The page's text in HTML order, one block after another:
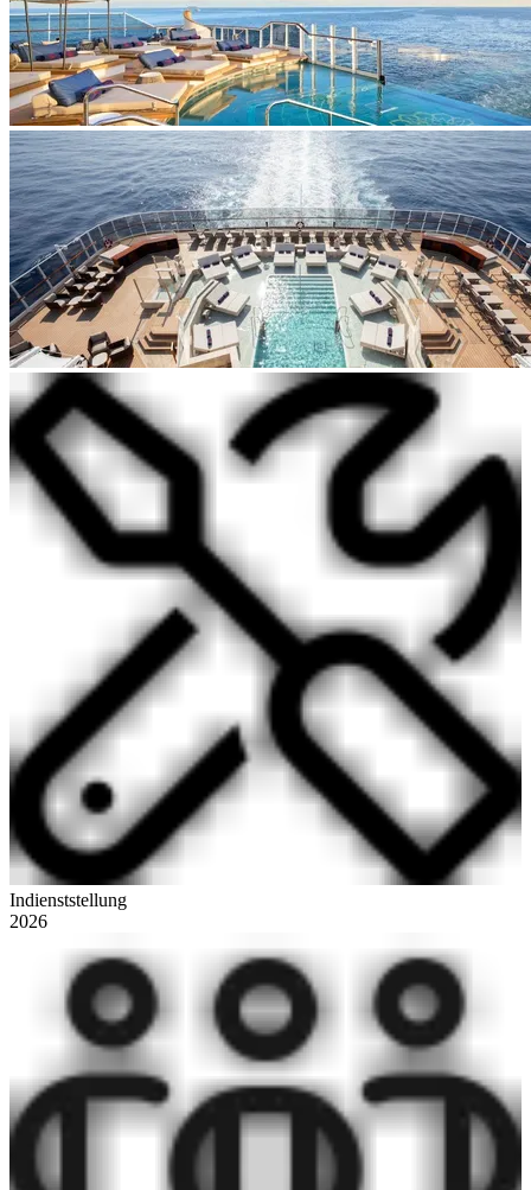
Indienststellung
2026